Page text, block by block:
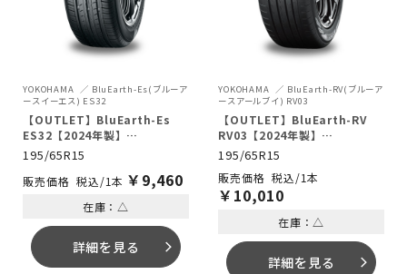
YOKOHAMA
BluEarth-Es(ブルーア
ースイーエス) ES32
【OUTLET】BluEarth-Es
ES32【2024年製】
195/65R15 91S
195/65R15
税込/1本 ￥ 9,460
在庫：△
詳細を見る arrow_forward_ios
YOKOHAMA
BluEarth-RV(ブルーア
ースアールブイ) RV03
【OUTLET】BluEarth-RV
RV03【2024年製】
195/65R15 91H
195/65R15
税込/1本
￥ 10,010
在庫：△
詳細を見る arrow_forward_ios